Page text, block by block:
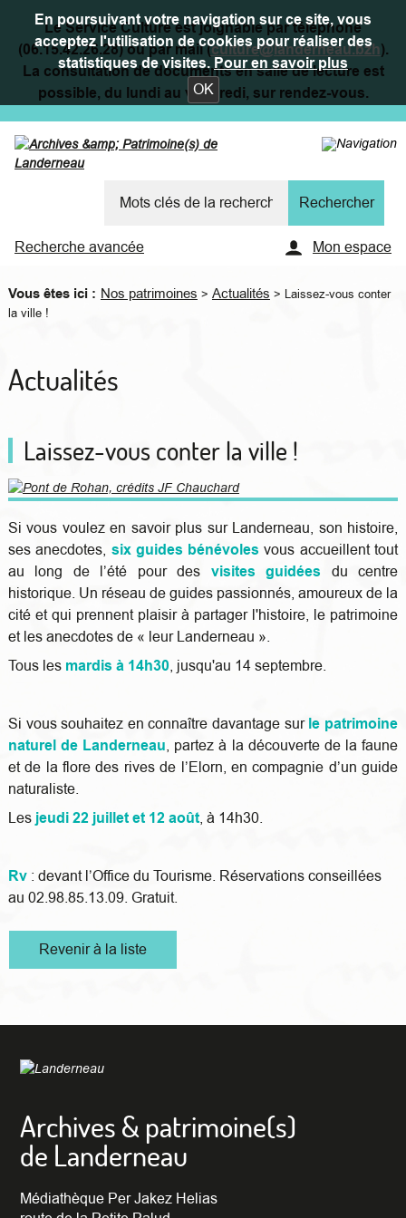
En poursuivant votre navigation sur ce site, vous
acceptez l'utilisation de cookies pour réaliser des
statistiques de visites.Pour en savoir plus
OK
Le Service Culture est joignable par téléphone
(06.15.42.26.28) ou par mail (culture@landerneau.bzh).
La consultation de documents en salle de lecture est
possible, du lundi au vendredi, sur rendez-vous.
Recherche avancée Mon espace
Vous êtes ici : Nos patrimoines > Actualités > Laissez-vous conter
la ville !
Actualités
Laissez-vous conter la ville !
Si vous voulez en savoir plus sur Landerneau, son histoire,
ses anecdotes, six guides bénévolesvous accueillent tout
au long de l’été pour des visites guidées du centre
historique. Un réseau de guides passionnés, amoureux de la
cité et qui prennent plaisir à partager l'histoire, le patrimoine
et les anecdotes de « leur Landerneau ».
Tous les mardis à 14h30, jusqu'au 14 septembre.
Si vous souhaitez en connaître davantage surle patrimoine
naturel de Landerneau, partez à la découverte de la faune
et de la flore des rives de l’Elorn, en compagnie d’un guide
naturaliste.
Lesjeudi 22 juillet et 12 août, à 14h30.
Rv : devant l’Office du Tourisme. Réservations conseillées
au 02.98.85.13.09. Gratuit.
Revenir à la liste
Archives & patrimoine(s)
de Landerneau
Médiathèque Per Jakez Helias